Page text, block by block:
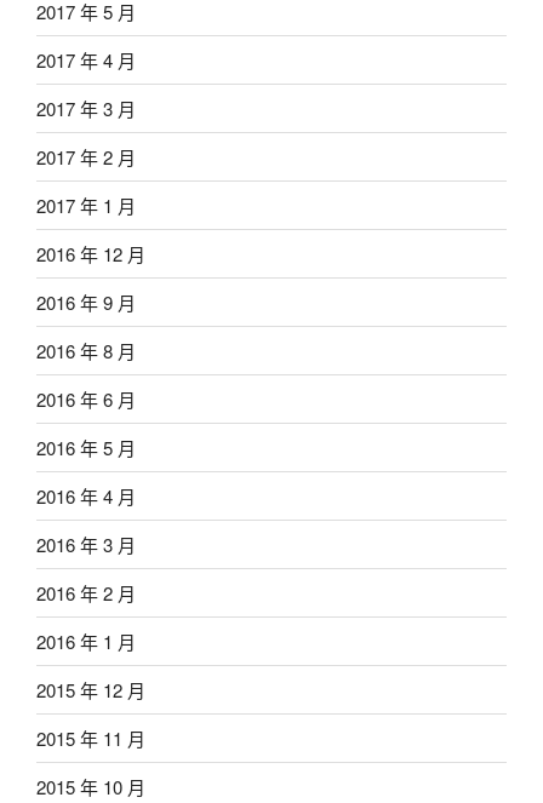
2017 年 5 月
2017 年 4 月
2017 年 3 月
2017 年 2 月
2017 年 1 月
2016 年 12 月
2016 年 9 月
2016 年 8 月
2016 年 6 月
2016 年 5 月
2016 年 4 月
2016 年 3 月
2016 年 2 月
2016 年 1 月
2015 年 12 月
2015 年 11 月
2015 年 10 月